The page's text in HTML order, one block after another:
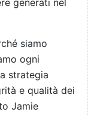
generati nel
siamo
ogni
strategia
e qualità dei
Jamie